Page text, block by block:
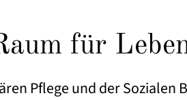
für
Pflege und der